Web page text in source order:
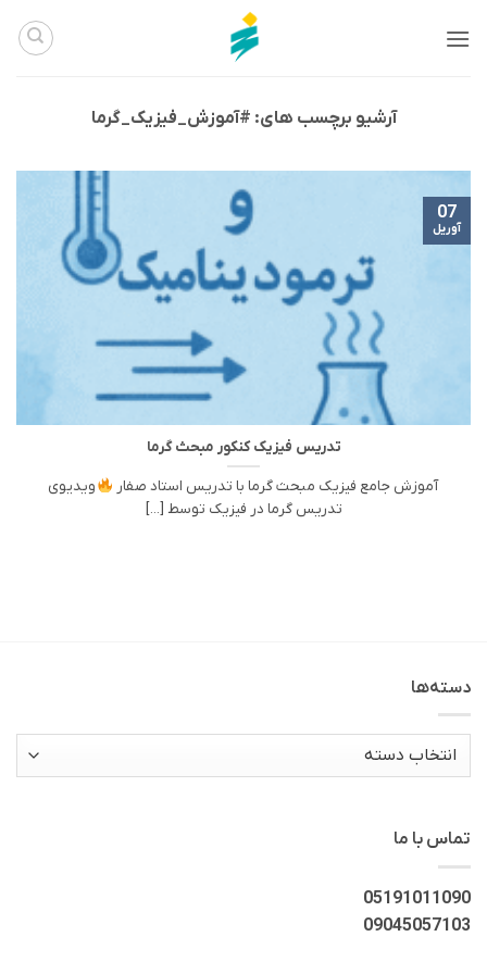
آرشیو برچسب های: #آموزش_فیزیک_گرما
تدریس فیزیک کنکور مبحث گرما
آموزش جامع فیزیک مبحث گرما با تدریس استاد صفار
ویدیوی
تدریس گرما در فیزیک توسط [...]
07
آوریل
دسته‌ها
دسته‌ها
تماس با ما
05191011090
09045057103